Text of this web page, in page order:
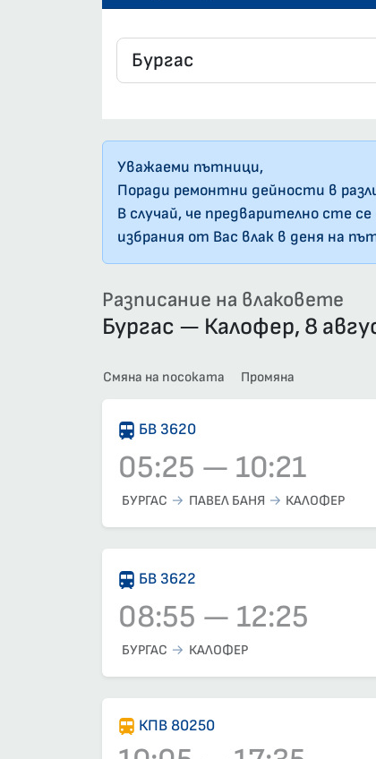
Уважаеми пътници,
Поради ремонтни дейности в
В случай, че предварително сте
избрания от Вас влак в деня на
Разписание на влаковете
Бургас — Калофер, 8
Смяна на посоката Промяна
Влак 3620, 05:25 – 10:21, вече е
БВ 3620
05:25 — 10:21
БУРГАС ПАВЕЛ БАНЯ КАЛОФЕР
Влак 3622, 08:55 – 12:25, вече е
БВ 3622
08:55 — 12:25
БУРГАС КАЛОФЕР
КПВ 80250